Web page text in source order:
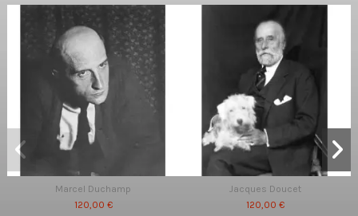
Marcel Duchamp
120,00 €
Jacques Doucet
120,00 €